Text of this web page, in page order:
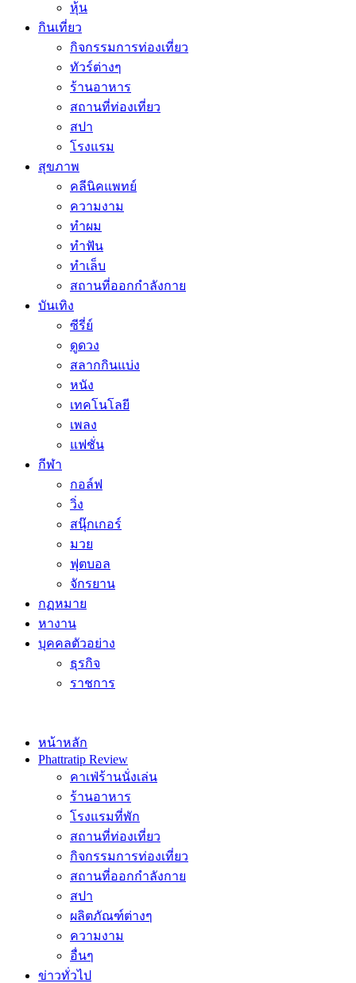
หุ้น
กินเที่ยว
กิจกรรมการท่องเที่ยว
ทัวร์ต่างๆ
ร้านอาหาร
สถานที่ท่องเที่ยว
สปา
โรงแรม
สุขภาพ
คลีนิคแพทย์
ความงาม
ทำผม
ทำฟัน
ทำเล็บ
สถานที่ออกกำลังกาย
บันเทิง
ซีรี่ย์
ดูดวง
สลากกินแบ่ง
หนัง
เทคโนโลยี
เพลง
แฟชั่น
กีฬา
กอล์ฟ
วิ่ง
สนุ๊กเกอร์
มวย
ฟุตบอล
จักรยาน
กฏหมาย
หางาน
บุคคลตัวอย่าง
ธุรกิจ
ราชการ
หน้าหลัก
Phattratip Review
คาเฟ่ร้านนั่งเล่น
ร้านอาหาร
โรงแรมที่พัก
สถานที่ท่องเที่ยว
กิจกรรมการท่องเที่ยว
สถานที่ออกกำลังกาย
สปา
ผลิตภัณฑ์ต่างๆ
ความงาม
อื่นๆ
ข่าวทั่วไป